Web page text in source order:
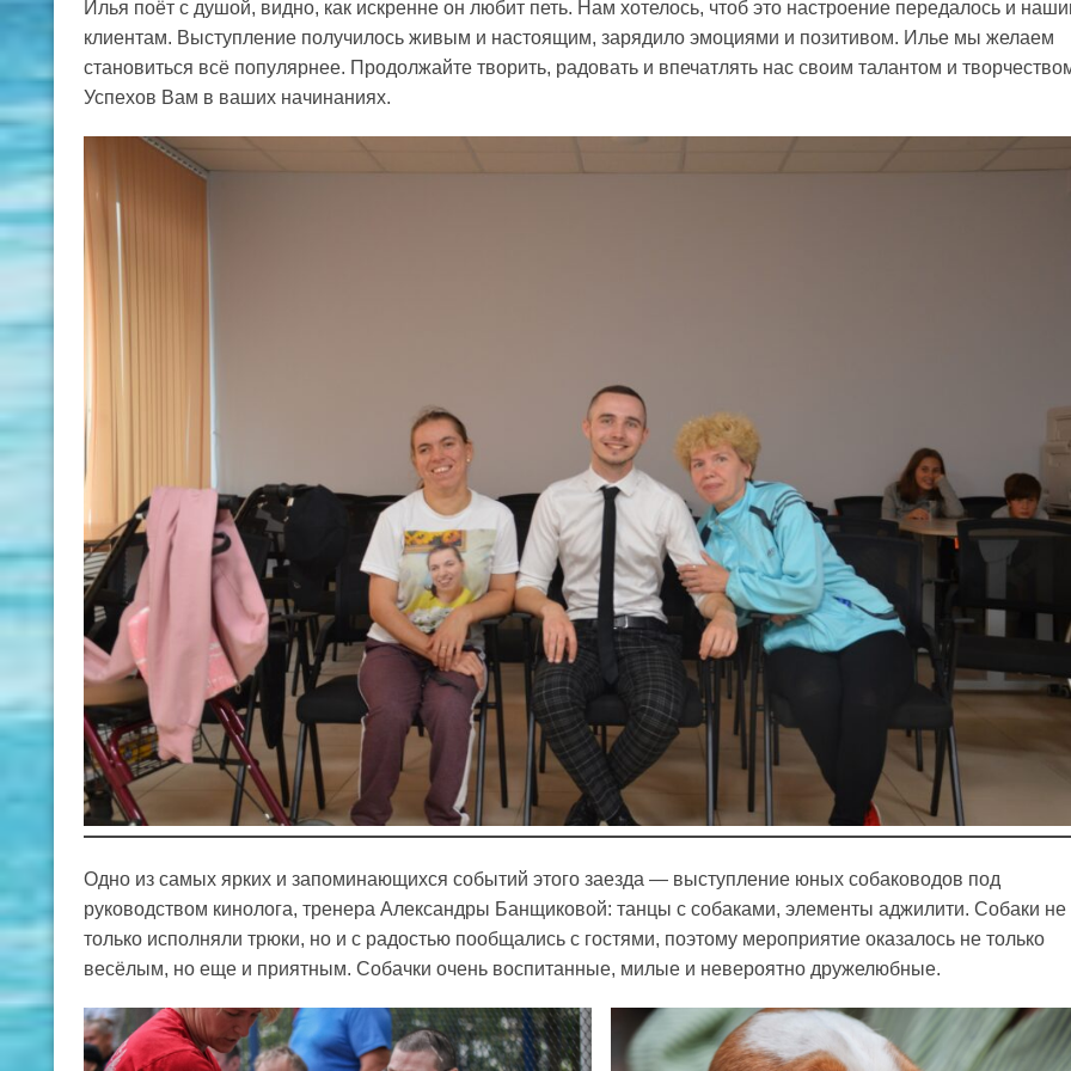
Илья поёт с душой, видно, как искренне он любит петь. Нам хотелось, чтоб это настроение передалось и
клиентам. Выступление получилось живым и настоящим, зарядило эмоциями и позитивом. Илье мы желаем
становиться всё популярнее. Продолжайте творить, радовать и впечатлять нас своим талантом и
Успехов Вам в ваших начинаниях.
Одно из самых ярких и запоминающихся событий этого заезда — выступление юных собаководов под
руководством кинолога, тренера Александры Банщиковой: танцы с собаками, элементы аджилити. Собаки не
только исполняли трюки, но и с радостью пообщались с гостями, поэтому мероприятие оказалось не только
весёлым, но еще и приятным. Cобачки очень воспитанные, милые и невероятно дружелюбные.